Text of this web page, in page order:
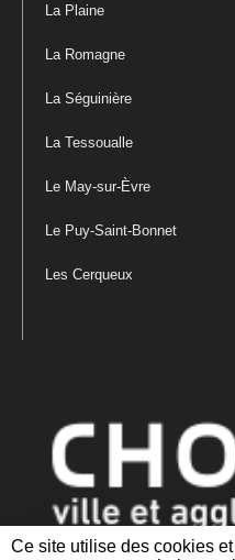
Ce site utilise des cookies
La Plaine
La Romagne
La Séguinière
La Tessoualle
Le May-sur-Èvre
Le Puy-Saint-Bonnet
Les Cerqueux